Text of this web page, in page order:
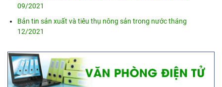
09/2021
Bản tin sản xuất và tiêu thụ nông sản trong nước tháng
12/2021